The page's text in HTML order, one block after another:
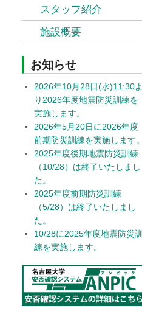
スタッフ紹介
施設概要
お知らせ
2026年10月28日(水)11:30よ
り2026年度地震防災訓練を
実施します。
2026年5月20日に2026年度
前期防災訓練を実施します。
2025年度後期地震防災訓練
（10/28）は終了いたしまし
た。
2025年度前期防災訓練
（5/28）は終了いたしまし
た。
10/28に2025年度地震防災訓
練を実施します。